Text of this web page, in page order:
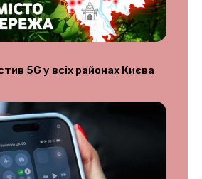
5G у всіх районах Києва